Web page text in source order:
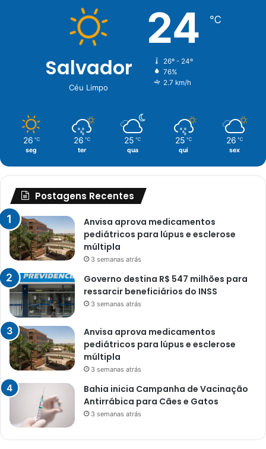
Salvador
Céu Limpo
24 ℃
26º - 24º
76%
2.7 km/h
26 ℃
seg
26 ℃
ter
25 ℃
qua
25 ℃
qui
26 ℃
sex
Postagens Recentes
Anvisa aprova medicamentos
pediátricos para lúpus e esclerose
múltipla
3 semanas atrás
Governo destina R$ 547 milhões para
ressarcir beneficiários do INSS
3 semanas atrás
Anvisa aprova medicamentos
pediátricos para lúpus e esclerose
múltipla
3 semanas atrás
Bahia inicia Campanha de Vacinação
Antirrábica para Cães e Gatos
3 semanas atrás